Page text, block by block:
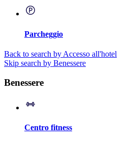
Parcheggio
Back to search by Accesso all'hotel
Skip search by Benessere
Benessere
Centro fitness